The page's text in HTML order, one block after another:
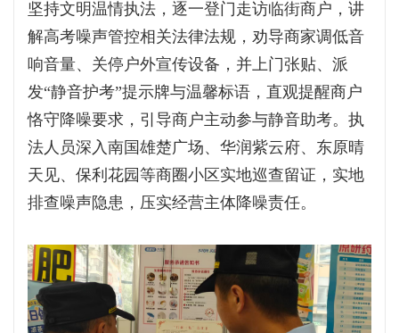
坚持文明温情执法，逐一登门走访临街商户，讲
解高考噪声管控相关法律法规，劝导商家调低音
响音量、关停户外宣传设备，并上门张贴、派
发“静音护考”提示牌与温馨标语，直观提醒商户
恪守降噪要求，引导商户主动参与静音助考。执
法人员深入南国雄楚广场、华润紫云府、东原晴
天见、保利花园等商圈小区实地巡查留证，实地
排查噪声隐患，压实经营主体降噪责任。